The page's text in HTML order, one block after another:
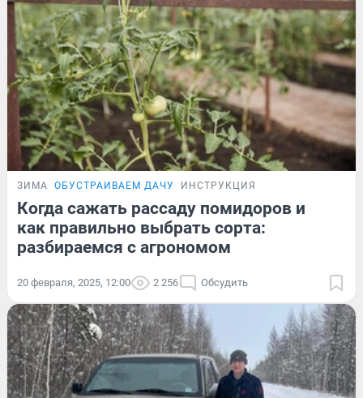
ЗИМА ОБУСТРАИВАЕМ ДАЧУ ИНСТРУКЦИЯ
Когда сажать рассаду помидоров и
как правильно выбрать сорта:
разбираемся с агрономом
20 февраля, 2025, 12:00 2 256 Обсудить